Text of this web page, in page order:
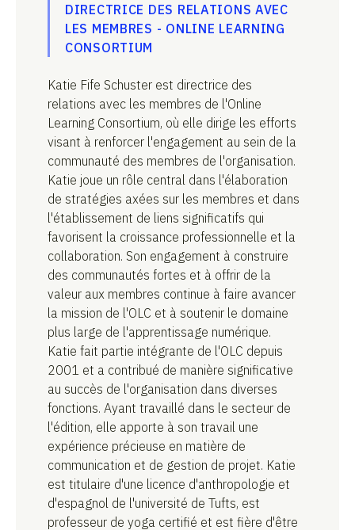
DIRECTRICE DES RELATIONS AVEC
LES MEMBRES - ONLINE LEARNING
CONSORTIUM
Katie Fife Schuster est directrice des
relations avec les membres de l'Online
Learning Consortium, où elle dirige les efforts
visant à renforcer l'engagement au sein de la
communauté des membres de l'organisation.
Katie joue un rôle central dans l'élaboration
de stratégies axées sur les membres et dans
l'établissement de liens significatifs qui
favorisent la croissance professionnelle et la
collaboration. Son engagement à construire
des communautés fortes et à offrir de la
valeur aux membres continue à faire avancer
la mission de l'OLC et à soutenir le domaine
plus large de l'apprentissage numérique.
Katie fait partie intégrante de l'OLC depuis
2001 et a contribué de manière significative
au succès de l'organisation dans diverses
fonctions. Ayant travaillé dans le secteur de
l'édition, elle apporte à son travail une
expérience précieuse en matière de
communication et de gestion de projet. Katie
est titulaire d'une licence d'anthropologie et
d'espagnol de l'université de Tufts, est
professeur de yoga certifié et est fière d'être